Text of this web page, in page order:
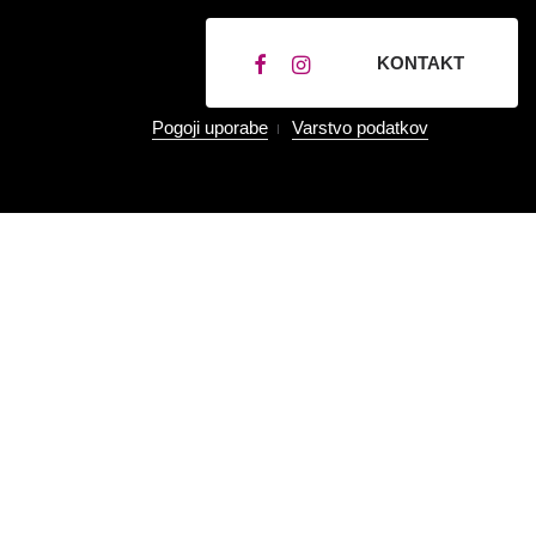
KONTAKT
Pogoji uporabe Varstvo podatkov